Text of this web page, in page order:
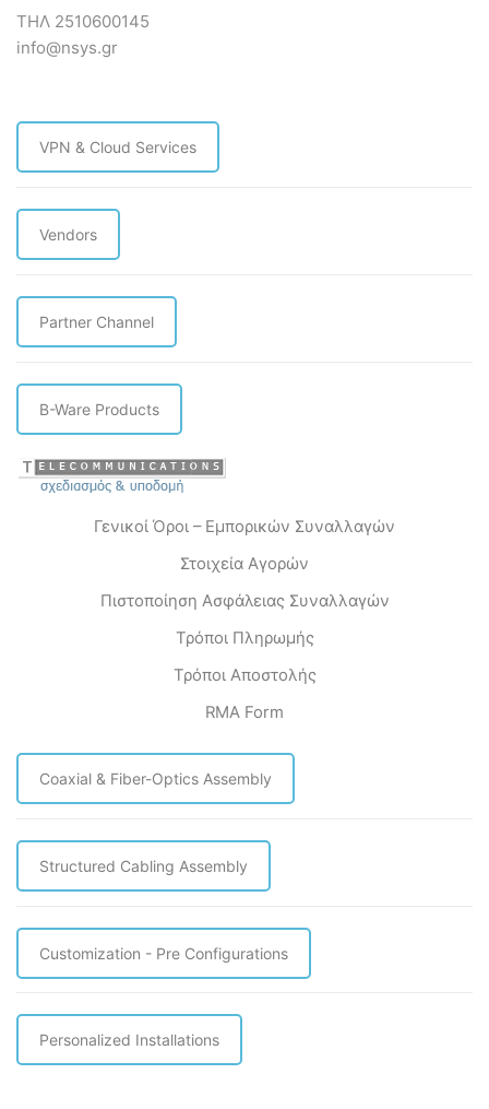
ΤΗΛ 2510600145
info@nsys.gr
VPN & Cloud Services
Vendors
Partner Channel
B-Ware Products
Γενικοί Όροι – Εμπορικών Συναλλαγών
Στοιχεία Αγορών
Πιστοποίηση Ασφάλειας Συναλλαγών
Τρόποι Πληρωμής
Τρόποι Αποστολής
RMA Form
Coaxial & Fiber-Optics Assembly
Structured Cabling Assembly
Customization - Pre Configurations
Personalized Installations